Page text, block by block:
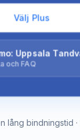
Välj Plus
Uppsala
och FAQ
lång bindningstid